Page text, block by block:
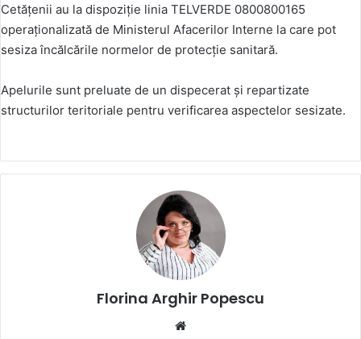
Cetățenii au la dispoziție linia TELVERDE 0800800165
operaționalizată de Ministerul Afacerilor Interne la care pot
sesiza încălcările normelor de protecție sanitară.
Apelurile sunt preluate de un dispecerat și repartizate
structurilor teritoriale pentru verificarea aspectelor sesizate.
Florina Arghir Popescu